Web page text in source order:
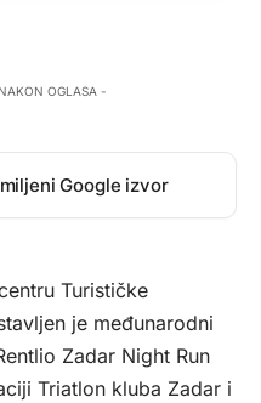
OGLASA -
Google izvor
Turističke
je međunarodni
Zadar Night Run
Triatlon kluba Zadar i